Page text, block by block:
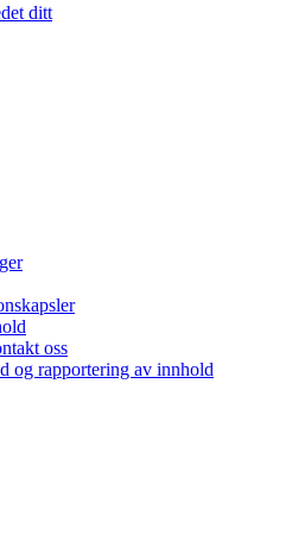
ditt
oss
og rapportering av innhold